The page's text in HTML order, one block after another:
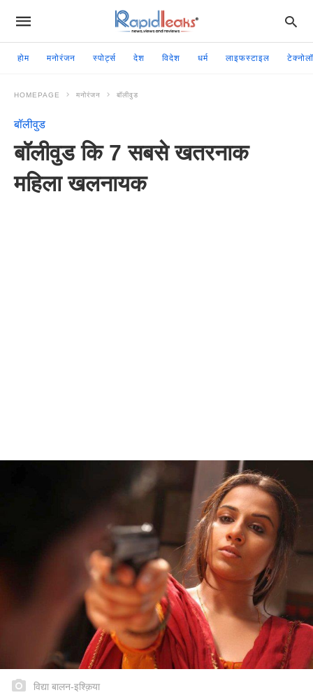
होम मनोरंजन स्पोर्ट्स देश विदेश धर्म लाइफस्टाइल
HOMEPAGE मनोरंजन बॉलीवुड
बॉलीवुड
बॉलीवुड कि 7 सबसे खतरनाक
महिला खलनायक
विद्या बालन-इश्क़िया